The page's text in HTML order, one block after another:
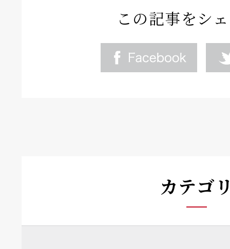
この記事をシ
カテゴ